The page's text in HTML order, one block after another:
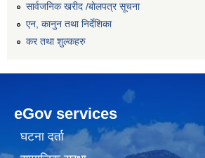
सार्वजनिक खरीद /बोलपत्र सूचना
एन, कानुन तथा निर्देशिका
कर तथा शुल्कहरु
eGov services
घटना दर्ता